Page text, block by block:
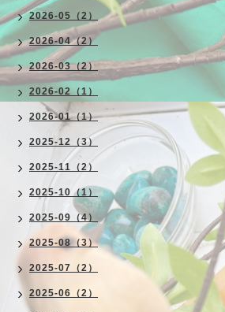
2026-05（2）
2026-04（2）
2026-03（2）
2026-02（1）
2026-01（1）
2025-12（3）
2025-11（2）
2025-10（1）
2025-09（4）
2025-08（3）
2025-07（2）
2025-06（2）